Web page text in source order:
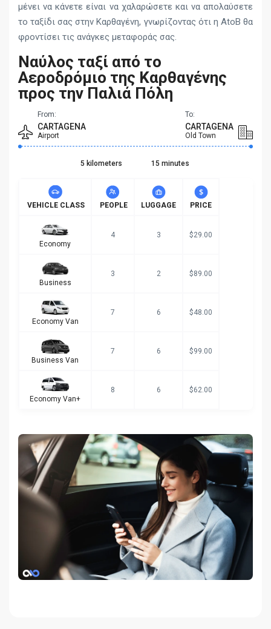
μένει να κάνετε είναι να χαλαρώσετε και να απολαύσετε
το ταξίδι σας στην Καρθαγένη, γνωρίζοντας ότι η AtoB θα
φροντίσει τις ανάγκες μεταφοράς σας.
Ναύλος ταξί από το
Αεροδρόμιο της Καρθαγένης
προς την Παλιά Πόλη
From:
CARTAGENA
Airport
To:
CARTAGENA
Old Town
5 kilometers 15 minutes
VEHICLE CLASS PEOPLE LUGGAGE PRICE
Economy
4 3 $29.00
Business
3 2 $89.00
Economy Van
7 6 $48.00
Business Van
7 6 $99.00
Economy Van+
8 6 $62.00